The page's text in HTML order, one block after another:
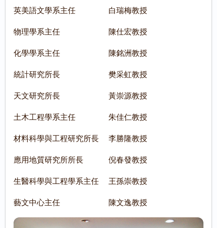
英美語文學系主任 白瑞梅教授
物理學系主任 陳仕宏教授
化學學系主任 陳銘洲教授
統計研究所長 樊采虹教授
天文研究所長 黃崇源教授
土木工程學系主任 朱佳仁教授
材料科學與工程研究所長 李勝隆教授
應用地質研究所所長 倪春發教授
生醫科學與工程學系主任 王孫崇教授
藝文中心主任 陳文逸教授